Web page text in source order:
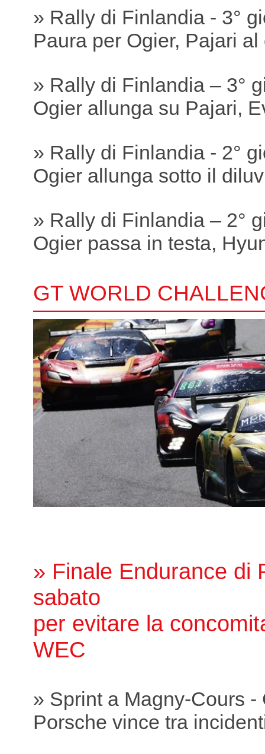
» Rally di Finlandia - 3°
Paura per Ogier, Pajari
» Rally di Finlandia – 3°
Ogier allunga su Pajari,
» Rally di Finlandia - 2°
Ogier allunga sotto il
» Rally di Finlandia – 2°
Ogier passa in testa,
GT WORLD
» Finale Endurance di
sabato
per evitare la
WEC
» Sprint a Magny-Cours -
Porsche vince tra